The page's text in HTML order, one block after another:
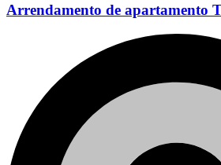
Arrendamento de apartamento